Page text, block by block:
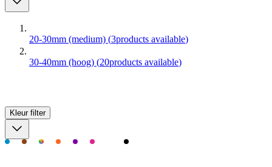
20-30mm (medium) (3products available)
30-40mm (hoog) (20products available)
Kleur filter